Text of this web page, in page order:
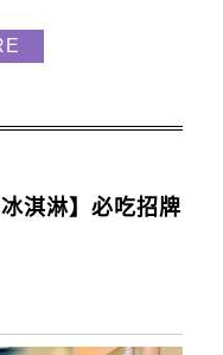
家 ! 如何去 走走to
4號 進入巷弄時要仔
淇淋】必吃招牌